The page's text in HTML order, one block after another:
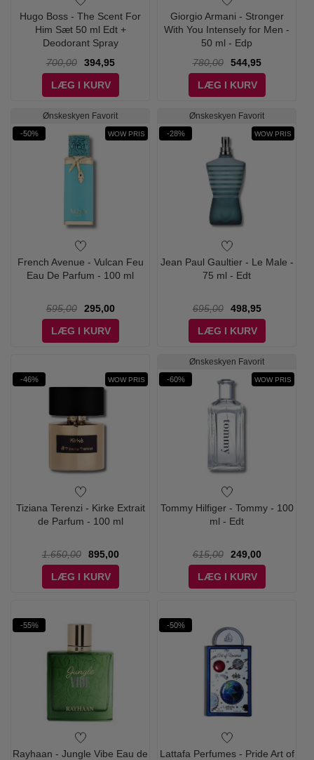
Hugo Boss - The Scent For
Him Sæt 50 ml Edt +
Deodorant Spray
700,00
394,95
LÆG I KURV
Giorgio Armani - Stronger
With You Intensely for Men -
50 ml - Edp
780,00
544,95
LÆG I KURV
Ønskeskyen Favorit
-50% WOW PRIS
French Avenue - Vulcan Feu
Eau De Parfum - 100 ml
595,00
295,00
LÆG I KURV
Ønskeskyen Favorit
-28% WOW PRIS
Jean Paul Gaultier - Le Male -
75 ml - Edt
695,00
498,95
LÆG I KURV
-46% WOW PRIS
Tiziana Terenzi - Kirke Extrait
de Parfum - 100 ml
1.650,00
895,00
LÆG I KURV
Ønskeskyen Favorit
-60% WOW PRIS
Tommy Hilfiger - Tommy - 100
ml - Edt
615,00
249,00
LÆG I KURV
-55%
Rayhaan - Jungle Vibe Eau de
-50%
Lattafa Perfumes - Pride Art of